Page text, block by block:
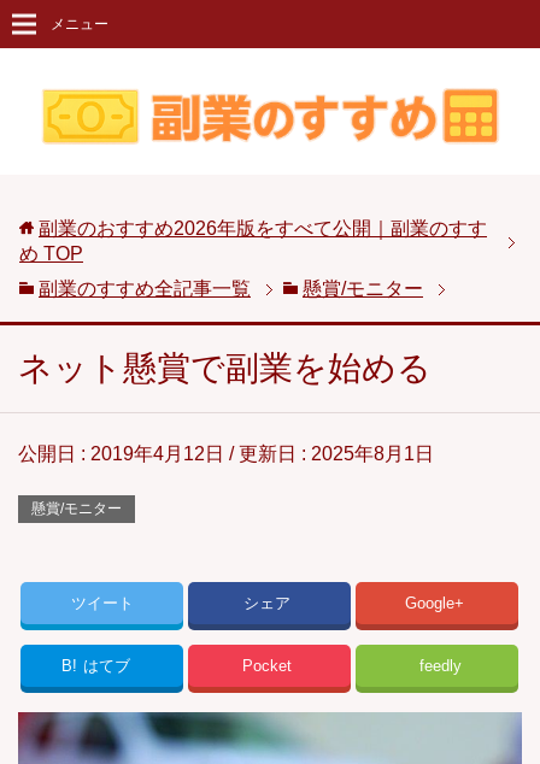
メニュー
副業のおすすめ2026年版をすべて公開｜副業のすす
め TOP
副業のすすめ全記事一覧
懸賞/モニター
ネット懸賞で副業を始める
公開日 : 2019年4月12日 / 更新日 : 2025年8月1日
懸賞/モニター
ツイート シェア Google+
B! はてブ Pocket feedly